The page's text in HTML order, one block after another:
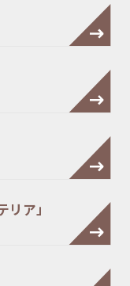
ア」